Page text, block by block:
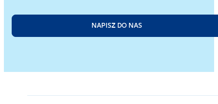
NAPISZ DO NAS